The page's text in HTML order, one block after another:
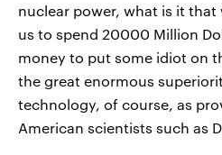
nuclear power, what is it
us to spend 20000 Million
money to put some idiot on
the great enormous
technology, of course, as
American scientists such as